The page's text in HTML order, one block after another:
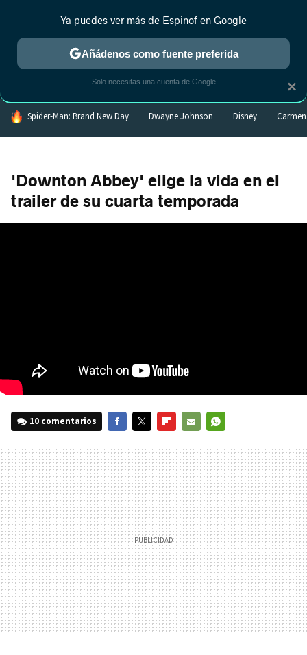
MENÚ NUEVO
ESTRENOS REALITY ANIME RANKINGS CINE
HOY SE HABLA DE
Spider-Man: Brand New Day Dwayne Johnson Disney
'Downton Abbey' elige la vida en el
trailer de su cuarta temporada
10 comentarios
MAIL
×
Ya puedes ver más de Espinof en Google
Añádenos como fuente preferida
Solo necesitas una cuenta de Google